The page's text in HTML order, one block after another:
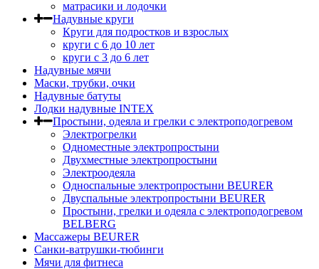
матрасики и лодочки
Надувные круги
Круги для подростков и взрослых
круги с 6 до 10 лет
круги c 3 до 6 лет
Надувные мячи
Маски, трубки, очки
Надувные батуты
Лодки надувные INTEX
Простыни, одеяла и грелки с электроподогревом
Электрогрелки
Одноместные электропростыни
Двухместные электропростыни
Электроодеяла
Односпальные электропростыни BEURER
Двуспальные электропростыни BEURER
Простыни, грелки и одеяла с электроподогревом
BELBERG
Массажеры BEURER
Санки-ватрушки-тюбинги
Мячи для фитнеса